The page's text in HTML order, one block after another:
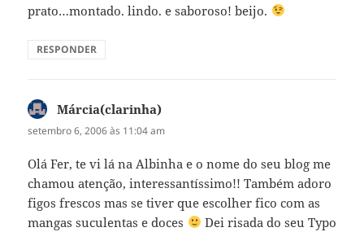
prato…montado. lindo. e saboroso! beijo.
RESPONDER
Márcia(clarinha)
setembro 6, 2006 às 11:04 am
Olá Fer, te vi lá na Albinha e o nome do seu blog me
chamou atenção, interessantíssimo!! Também adoro
figos frescos mas se tiver que escolher fico com as
mangas suculentas e doces
Dei risada do seu Typo